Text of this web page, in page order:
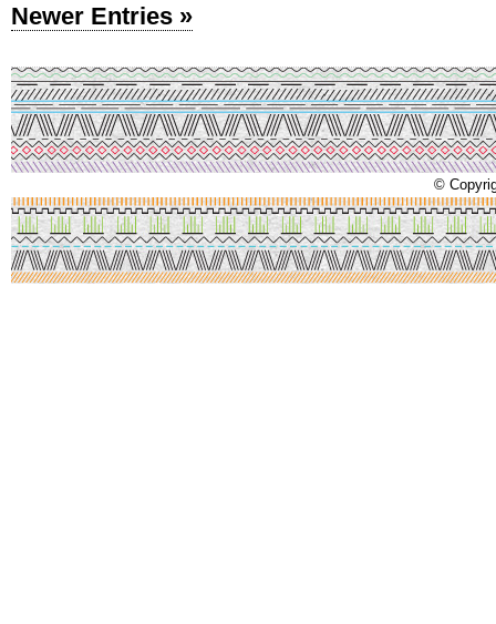
Newer Entries »
©